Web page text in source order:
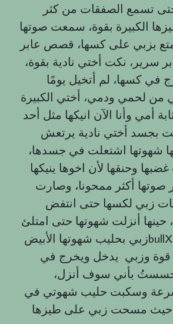
تسمع الصفقات من كثر
الكبيرة بقوة، سمعت صوتها
بزبي على كسها، قصص عابر
نكت أختي نادية بقوة،
في كسها، لم أتخيل يومًا
من لحمي ودمي، أختي الكبيرة
أمي وأنا الآن انيكها مثل أحد
بجسد أختي نادية يرتعش
شهوتها اشتعلت في جسدها،
وحنقها لأن اخوها ينيكها
صوتها أكثر ممحونا، وصارت
زبي لكسها حتى انتفض
حينها أنزلت شهوتها حتى امتلئ
زبي بحليب شهوتها الأبيضbullXman ،، وكنت لا
قوة وزبي يدخل ويخرج في
بأني سوف أنزل،
وسكبت حليب شهوتي في